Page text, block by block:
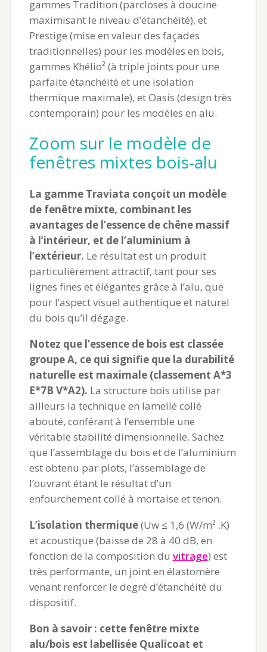
gammes Tradition (parcloses à doucine
maximisant le niveau d’étanchéité), et
Prestige (mise en valeur des façades
traditionnelles) pour les modèles en bois,
gammes Khélio² (à triple joints pour une
parfaite étanchéité et une isolation
thermique maximale), et Oasis (design très
contemporain) pour les modèles en alu.
Zoom sur le modèle de
fenêtres mixtes bois-alu
La gamme Traviata conçoit un modèle
de fenêtre mixte, combinant les
avantages de l’essence de chêne massif
à l’intérieur, et de l’aluminium à
l’extérieur. Le résultat est un produit
particulièrement attractif, tant pour ses
lignes fines et élégantes grâce à l’alu, que
pour l’aspect visuel authentique et naturel
du bois qu’il dégage.
Notez que l’essence de bois est classée
groupe A, ce qui signifie que la durabilité
naturelle est maximale (classement A*3
E*7B V*A2). La structure bois utilise par
ailleurs la technique en lamellé collé
abouté, conférant à l’ensemble une
véritable stabilité dimensionnelle. Sachez
que l’assemblage du bois et de l’aluminium
est obtenu par plots, l’assemblage de
l’ouvrant étant le résultat d’un
enfourchement collé à mortaise et tenon.
L’isolation thermique(Uw ≤ 1,6 (W/m² .K)
et acoustique (baisse de 28 à 40 dB, en
fonction de la composition du vitrage) est
très performante, un joint en élastomère
venant renforcer le degré d’étanchéité du
dispositif.
Bon à savoir : cette fenêtre mixte
alu/bois est labellisée Qualicoat et